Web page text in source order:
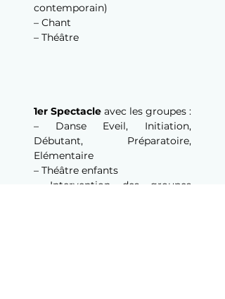
contemporain)
– Chant
– Théâtre
1er Spectacle avec les groupes :
– Danse Eveil, Initiation,
Débutant, Préparatoire,
Elémentaire
– Théâtre enfants
– Intervention des groupes